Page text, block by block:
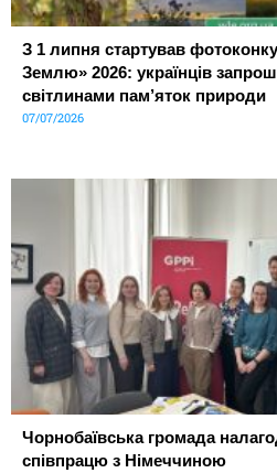
З 1 липня стартував
Землю» 2026: українців
світлинами пам’яток природи
07/07/2026
Чорнобаївська громада
співпрацю з Німеччиною